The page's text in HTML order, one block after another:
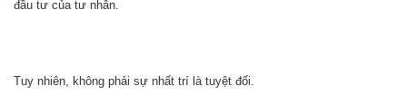
đầu tư của tư nhân.
Tuy nhiên, không phải sự nhất trí là tuyệt đối.